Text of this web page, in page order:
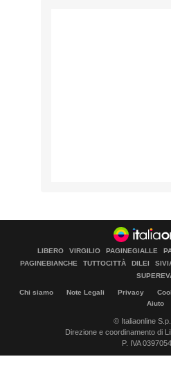
LIBERO VIRGILIO PAGINEGIALLE
PAGINEBIANCHE
TUTTOCITTÀ DILEI
Chi siamo Note Legali Privacy
Aiuto
© Italiaonline
Direzione e coordinamento di
P. IVA